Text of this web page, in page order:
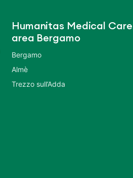
Humanitas Medical Care
area Bergamo
Bergamo
Almè
Trezzo sull’Adda